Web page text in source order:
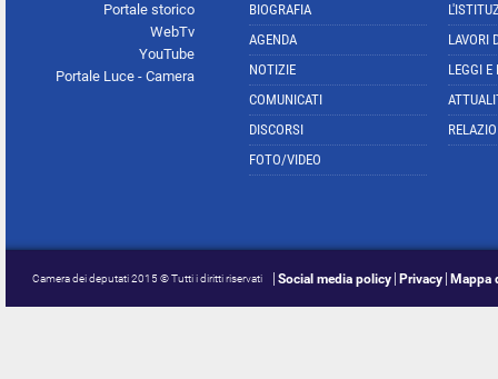
Portale storico
WebTv
YouTube
Portale Luce - Camera
BIOGRAFIA
AGENDA
NOTIZIE
COMUNICATI
DISCORSI
FOTO/VIDEO
LAVORI
LEGGI E
Camera dei deputati 2015 © Tutti i diritti riservati Social media policy Privacy Mappa